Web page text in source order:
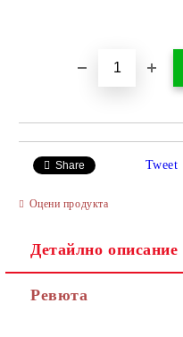
Share Tweet
Оцени продукта
Детайлно описание
Ревюта